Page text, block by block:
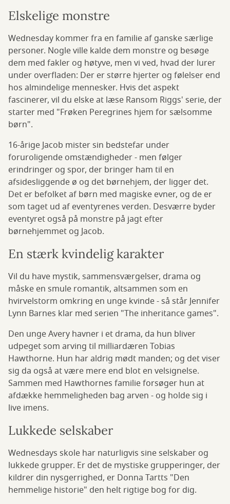
Elskelige monstre
Wednesday kommer fra en familie af ganske særlige
personer. Nogle ville kalde dem monstre og besøge
dem med fakler og høtyve, men vi ved, hvad der lurer
under overfladen: Der er større hjerter og følelser end
hos almindelige mennesker. Hvis det aspekt
fascinerer, vil du elske at læse Ransom Riggs' serie, der
starter med "Frøken Peregrines hjem for sælsomme
børn".
16-årige Jacob mister sin bedstefar under
foruroligende omstændigheder - men følger
erindringer og spor, der bringer ham til en
afsidesliggende ø og det børnehjem, der ligger det.
Det er befolket af børn med magiske evner, og de er
som taget ud af eventyrenes verden. Desværre byder
eventyret også på monstre på jagt efter
børnehjemmet og Jacob.
En stærk kvindelig karakter
Vil du have mystik, sammensværgelser, drama og
måske en smule romantik, altsammen som en
hvirvelstorm omkring en unge kvinde - så står Jennifer
Lynn Barnes klar med serien "The inheritance games".
Den unge Avery havner i et drama, da hun bliver
udpeget som arving til milliardæren Tobias
Hawthorne. Hun har aldrig mødt manden; og det viser
sig da også at være mere end blot en velsignelse.
Sammen med Hawthornes familie forsøger hun at
afdække hemmeligheden bag arven - og holde sig i
live imens.
Lukkede selskaber
Wednesdays skole har naturligvis sine selskaber og
lukkede grupper. Er det de mystiske grupperinger, der
kildrer din nysgerrighed, er Donna Tartts "Den
hemmelige historie" den helt rigtige bog for dig.